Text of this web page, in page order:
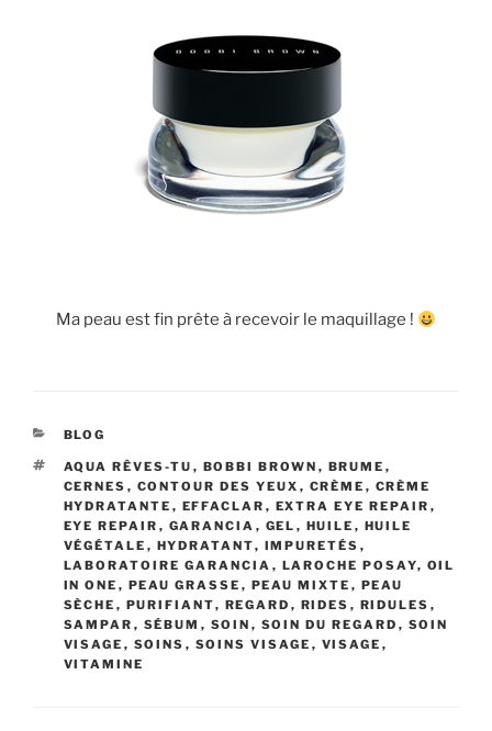
Ma peau est fin prête à recevoir le maquillage !
CATÉGORIES
BLOG
ÉTIQUETTES
AQUA RÊVES-TU , BOBBI BROWN , BRUME ,
CERNES , CONTOUR DES YEUX , CRÈME , CRÈME
HYDRATANTE , EFFACLAR , EXTRA EYE REPAIR ,
EYE REPAIR , GARANCIA , GEL , HUILE , HUILE
VÉGÉTALE , HYDRATANT, IMPURETÉS ,
LABORATOIRE GARANCIA , LAROCHE POSAY, OIL
IN ONE , PEAU GRASSE , PEAU MIXTE , PEAU
SÈCHE , PURIFIANT, REGARD , RIDES , RIDULES ,
SAMPAR , SÉBUM , SOIN , SOIN DU REGARD , SOIN
VISAGE , SOINS , SOINS VISAGE , VISAGE ,
VITAMINE